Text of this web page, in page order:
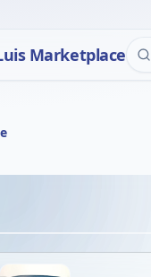
Marketplace